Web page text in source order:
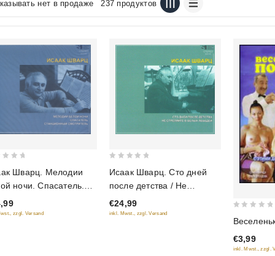
нет в продаже 237 продуктов
Шварц. Мелодии
ночи. Спасатель.
смотритель
zzgl. Versand
of
5
Исаак Шварц. Сто дней
после детства / Не
стреляйте в белых
лебедей
€24,99
inkl. Mwst., zzgl. Versand
of
5
€3,99
inkl. Mwst., zzgl.